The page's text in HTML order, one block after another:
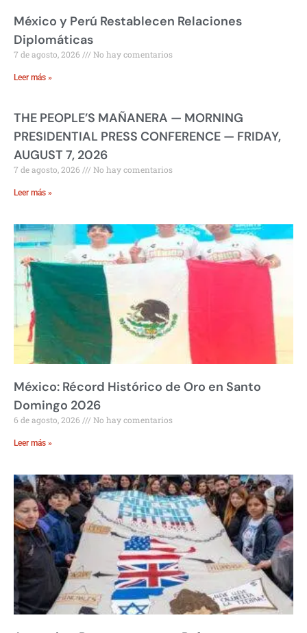
México y Perú Restablecen Relaciones
Diplomáticas
7 de agosto, 2026 No hay comentarios
Leer más »
THE PEOPLE’S MAÑANERA — MORNING
PRESIDENTIAL PRESS CONFERENCE — FRIDAY,
AUGUST 7, 2026
7 de agosto, 2026 No hay comentarios
Leer más »
México: Récord Histórico de Oro en Santo
Domingo 2026
6 de agosto, 2026 No hay comentarios
Leer más »